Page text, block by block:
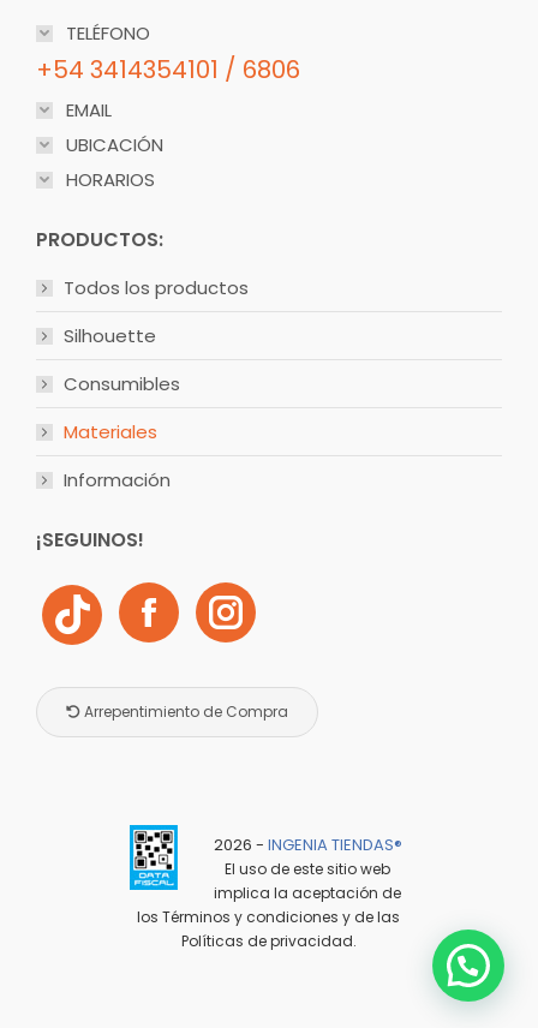
TELÉFONO
+54 3414354101 / 6806
EMAIL
UBICACIÓN
HORARIOS
PRODUCTOS:
Todos los productos
Silhouette
Consumibles
Materiales
Información
¡SEGUINOS!
Arrepentimiento de Compra
2026 - INGENIA TIENDAS®️
El uso de este sitio web
implica la aceptación de
losTérminos y condiciones y de las
Políticas de privacidad.